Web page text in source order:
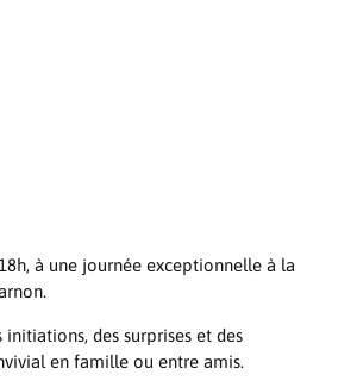
à une journée exceptionnelle à la
initiations, des surprises et des
en famille ou entre amis.